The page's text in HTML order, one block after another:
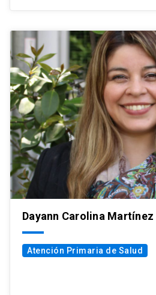
Dayann Carolina Martínez
Atención Primaria de Salud